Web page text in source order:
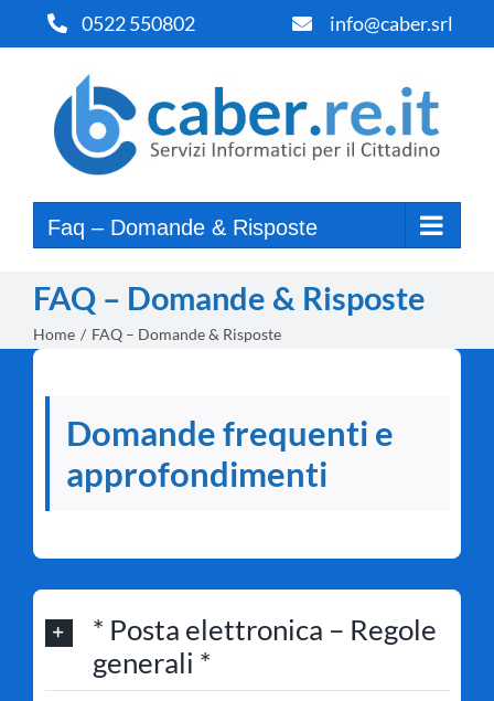
contenuto
0522 550802 info@caber.srl
Faq – Domande & Risposte
FAQ – Domande & Risposte
Home FAQ – Domande & Risposte
Domande frequenti e
approfondimenti
* Posta elettronica – Regole
generali *